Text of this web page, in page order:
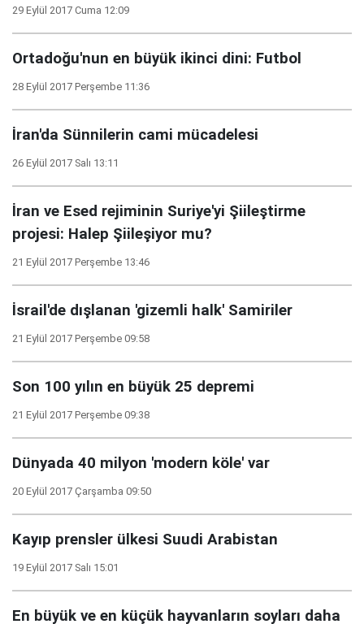
29 Eylül 2017 Cuma 12:09
Ortadoğu'nun en büyük ikinci dini: Futbol
28 Eylül 2017 Perşembe 11:36
İran'da Sünnilerin cami mücadelesi
26 Eylül 2017 Salı 13:11
İran ve Esed rejiminin Suriye'yi Şiileştirme
projesi: Halep Şiileşiyor mu?
21 Eylül 2017 Perşembe 13:46
İsrail'de dışlanan 'gizemli halk' Samiriler
21 Eylül 2017 Perşembe 09:58
Son 100 yılın en büyük 25 depremi
21 Eylül 2017 Perşembe 09:38
Dünyada 40 milyon 'modern köle' var
20 Eylül 2017 Çarşamba 09:50
Kayıp prensler ülkesi Suudi Arabistan
19 Eylül 2017 Salı 15:01
En büyük ve en küçük hayvanların soyları daha